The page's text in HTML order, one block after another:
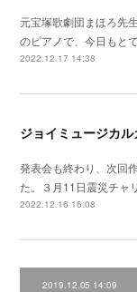
元宝塚歌劇団まほろ先
のピアノで、今日もと
2022.12.17 14:38
ジョイミュージカ
発表会も終わり、次回
た。３月11日震災チャ
2022.12.16 16:08
2019.12.05 14:09